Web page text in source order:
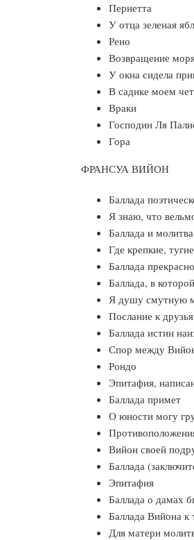
Пернетта
У отца зеленая
Рено
Возвращение
У окна сидела
В садике моем
Враки
Господин Ля
Гора
ФРАНСУА ВИЙОН
Баллада
Я знаю, что
Баллада и
Где крепкие,
Баллада
Баллада, в
Я душу смутную
Послание к
Баллада истин
Спор между
Рондо
Эпитафия,
Баллада примет
О юности могу
Вийон своей
Баллада
Эпитафия
Баллада о дамах
Баллада Вийона
Для матери